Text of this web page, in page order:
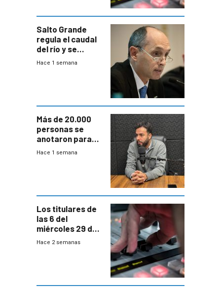
Salto Grande
regula el caudal
del río y se
prepara para un
Hace 1 semana
Más de 20.000
personas se
anotaron para
las pruebas
Hace 1 semana
Los titulares de
las 6 del
miércoles 29 de
julio de 2026
Hace 2 semanas